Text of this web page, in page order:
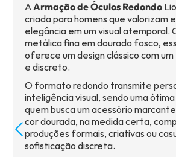
AArmação de Óculos Redondo
criada para homens que valorizam
elegância em um visual atemporal.
metálica fina em dourado fosco,
oferece um design clássico com
e discreto.
O formato redondo transmite
inteligência visual, sendo uma
quem busca um acessório
cor dourada, na medida certa,
produções formais, criativas ou
sofisticação discreta.